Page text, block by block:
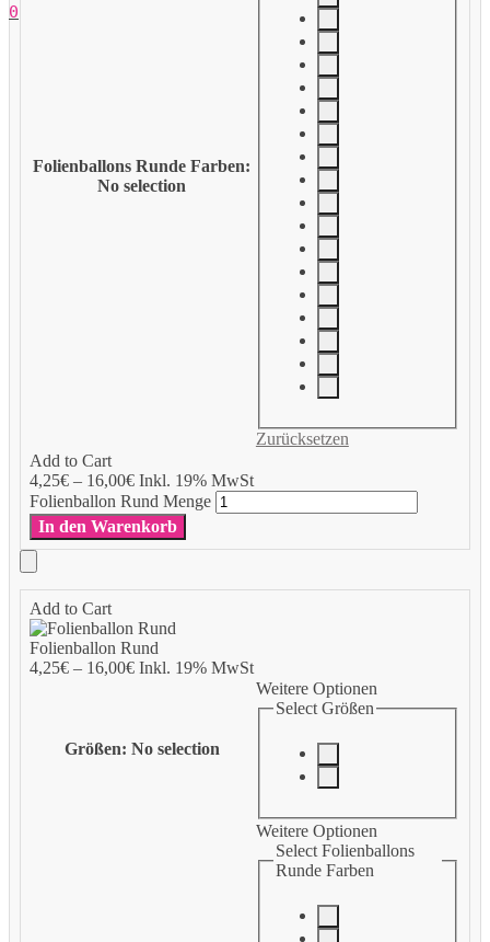
0
Add to Cart
4,25€– 16,00€Inkl. 19% MwSt
Folienballons Runde Farben:
No selection
Zurücksetzen
Folienballon Rund Menge
In den Warenkorb
Add to Cart
Folienballon Rund
4,25€– 16,00€Inkl. 19% MwSt
Größen: No selection
Weitere Optionen
Select Größen
Weitere Optionen
Select Folienballons
Runde Farben